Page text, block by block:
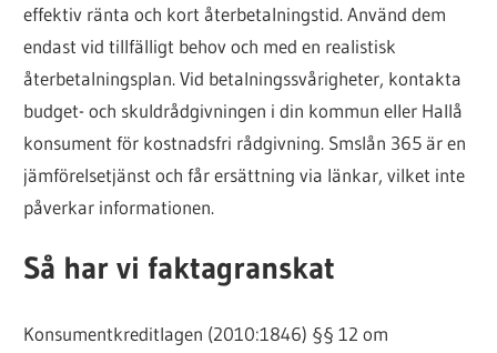
effektiv ränta och kort återbetalningstid. Använd dem
endast vid tillfälligt behov och med en realistisk
återbetalningsplan. Vid betalningssvårigheter, kontakta
budget- och skuldrådgivningen i din kommun eller Hallå
konsument för kostnadsfri rådgivning. Smslån 365 är en
jämförelsetjänst och får ersättning via länkar, vilket inte
påverkar informationen.
Så har vi faktagranskat
Konsumentkreditlagen (2010:1846) §§ 12 om